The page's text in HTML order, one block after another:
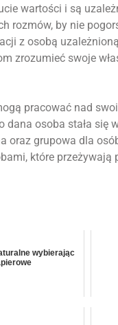
wartości i są
rozmów, by nie
z osobą
zrozumieć swoje
pracować nad
osoba stała się
oraz grupowa dla
które przeżywają
wybierając